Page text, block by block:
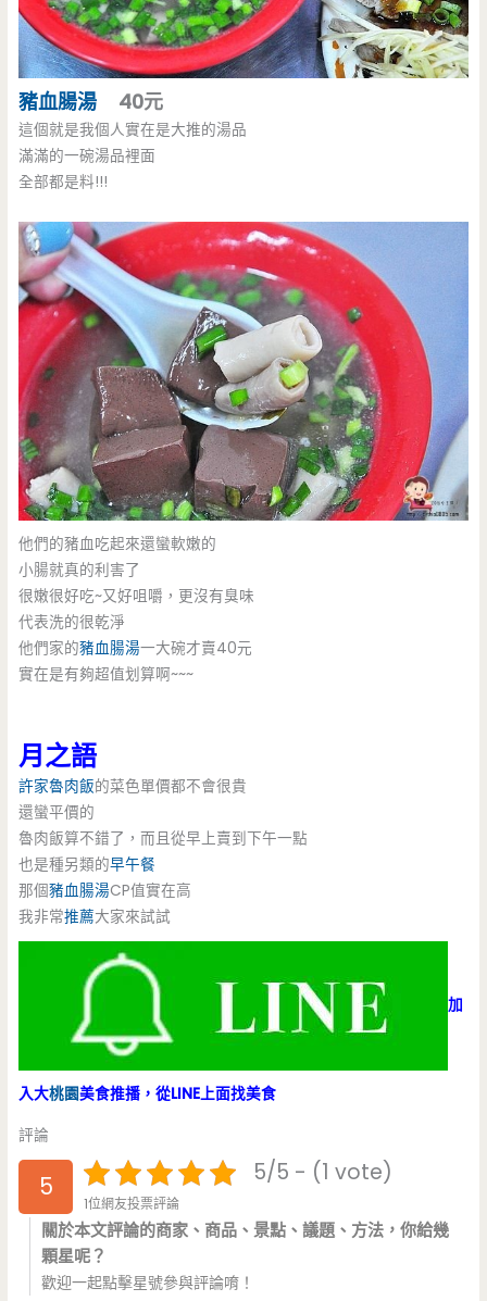
豬血腸湯 40元
這個就是我個人實在是大推的湯品
滿滿的一碗湯品裡面
全部都是料!!!
他們的豬血吃起來還蠻軟嫩的
小腸就真的利害了
很嫩很好吃~又好咀嚼，更沒有臭味
代表洗的很乾淨
他們家的豬血腸湯一大碗才賣40元
實在是有夠超值划算啊~~~
月之語
許家魯肉飯的菜色單價都不會很貴
還蠻平價的
魯肉飯算不錯了，而且從早上賣到下午一點
也是種另類的早午餐
那個豬血腸湯CP值實在高
我非常推薦大家來試試
加
入大桃園美食推播，從LINE上面找美食
評論
5 5/5 - (1 vote)
1位網友投票評論
關於本文評論的商家、商品、景點、議題、方法，你給幾
顆星呢？
歡迎一起點擊星號參與評論唷！